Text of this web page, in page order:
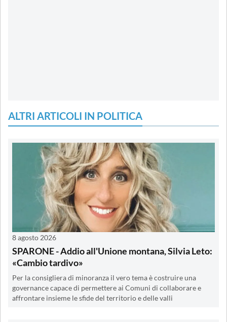
ALTRI ARTICOLI IN POLITICA
8 agosto 2026
SPARONE - Addio all'Unione montana, Silvia Leto:
«Cambio tardivo»
Per la consigliera di minoranza il vero tema è costruire una
governance capace di permettere ai Comuni di collaborare e
affrontare insieme le sfide del territorio e delle valli